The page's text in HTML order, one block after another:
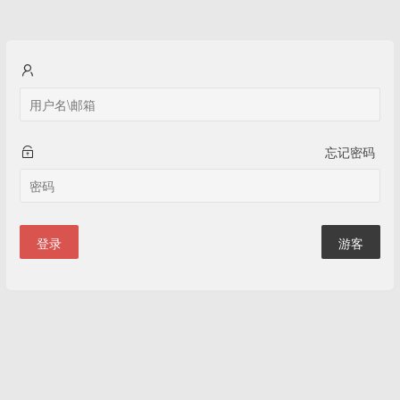
忘记密码
登录 游客